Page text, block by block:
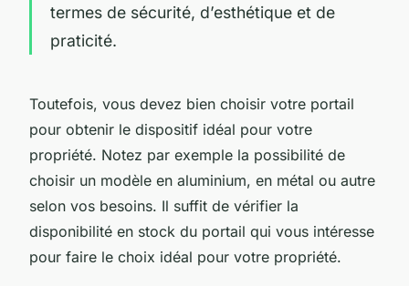
termes de sécurité, d’esthétique et de
praticité.
Toutefois, vous devez bien choisir votre portail
pour obtenir le dispositif idéal pour votre
propriété. Notez par exemple la possibilité de
choisir un modèle en aluminium, en métal ou autre
selon vos besoins. Il suffit de vérifier la
disponibilité en stock du portail qui vous intéresse
pour faire le choix idéal pour votre propriété.